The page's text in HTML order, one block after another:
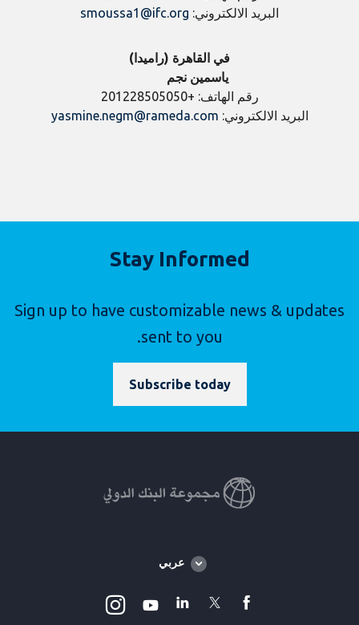
البريد الالكتروني: smoussa1@ifc.org
في القاهرة (راميدا)
ياسمين نجم
رقم الهاتف: +201228505050
البريد الالكتروني:
Stay Informed
Sign up to have customizable news & updates
sent to you.
Subscribe today
Global
language
عربي
facebook
Twitter
Linkedin
Youtube